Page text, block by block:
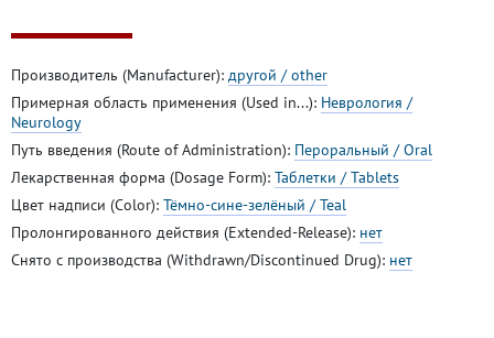
Производитель (Manufacturer): другой / other
Примерная область применения (Used in...): Неврология /
Neurology
Путь введения (Route of Administration): Пероральный / Oral
Лекарственная форма (Dosage Form): Таблетки / Tablets
Цвет надписи (Color): Тёмно-сине-зелёный / Teal
Пролонгированного действия (Extended-Release): нет
Снято с производства (Withdrawn/Discontinued Drug): нет